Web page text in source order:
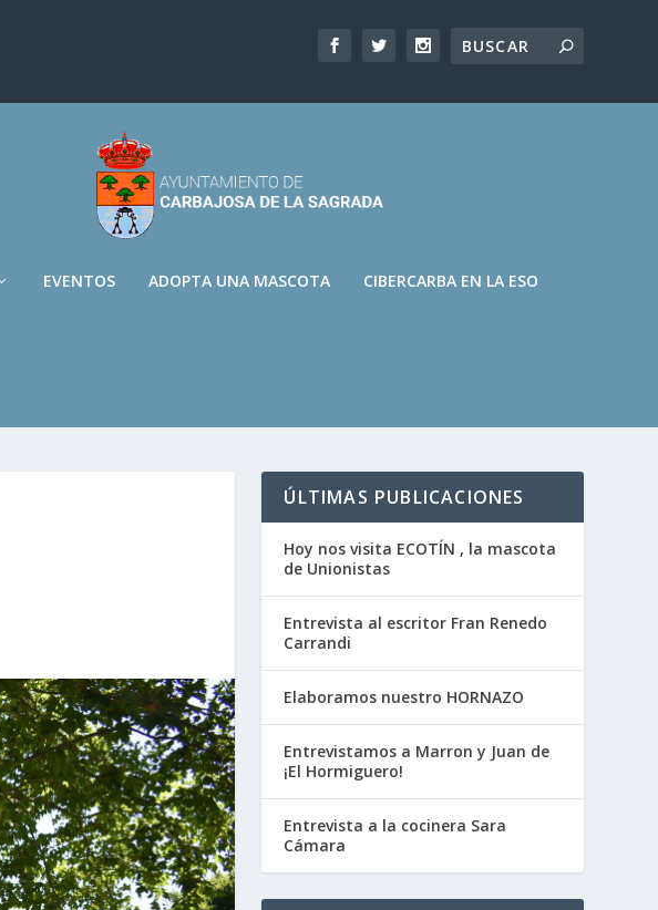
EVENTOS ADOPTA UNA MASCOTA CIBERCARBA EN LA ESO
ÚLTIMAS PUBLICACIONES
Hoy nos visita ECOTÍN , la mascota
de Unionistas
Entrevista al escritor Fran Renedo
Carrandi
Elaboramos nuestro HORNAZO
Entrevistamos a Marron y Juan de
¡El Hormiguero!
Entrevista a la cocinera Sara
Cámara